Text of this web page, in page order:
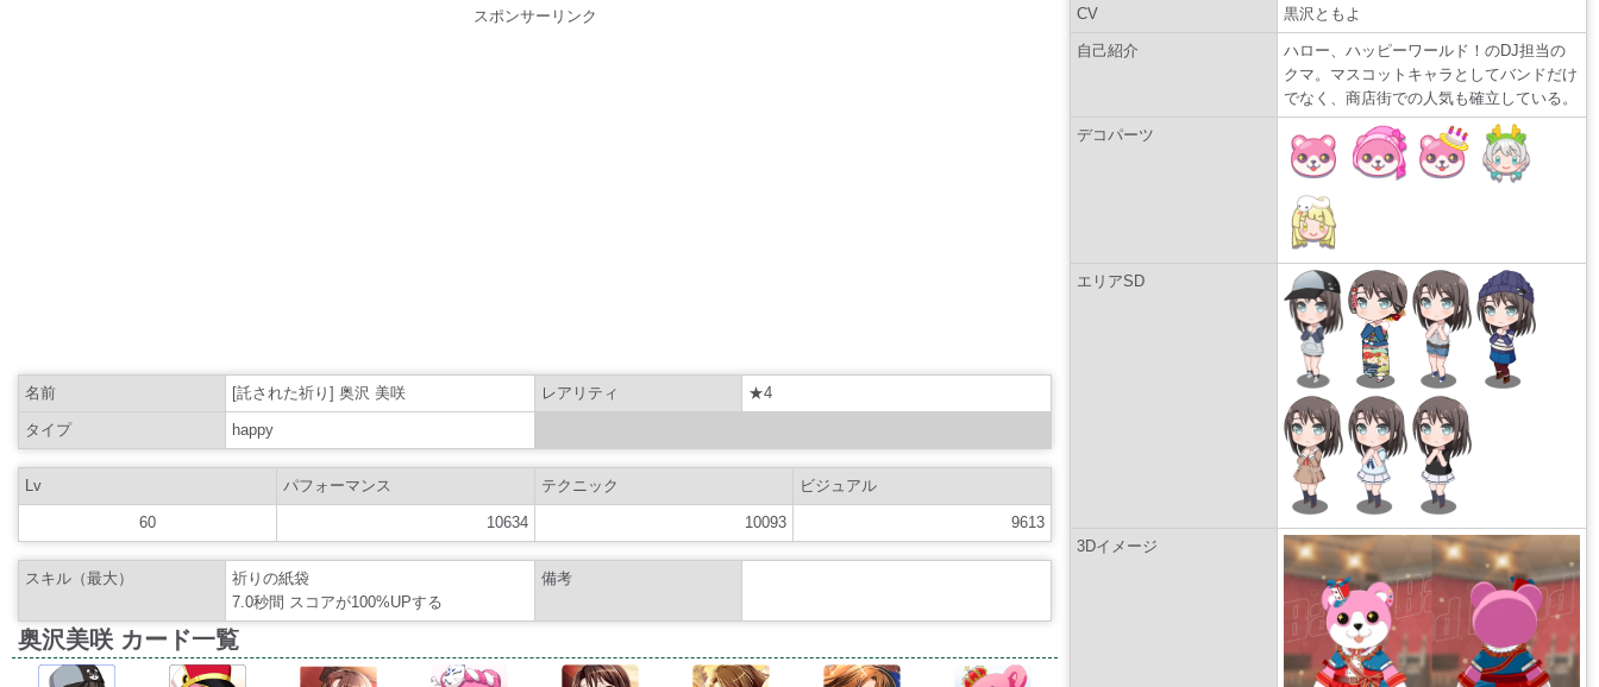
スポンサーリンク
名前 [託された祈り] 奥沢 美咲 レアリティ ★4
タイプ happy
Lv パフォーマンス テクニック ビジュアル
60 10634 10093 9613
スキル（最大）
祈りの紙袋
7.0秒間 スコアが100%UPする
備考
奥沢美咲 カード一覧
CV 黒沢ともよ
自己紹介
ハロー、ハッピーワールド！のDJ担当の
クマ。マスコットキャラとしてバンドだけ
でなく、商店街での人気も確立している。
デコパーツ
エリアSD
3Dイメージ